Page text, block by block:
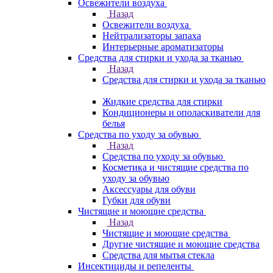
Освежители воздуха
Назад
Освежители воздуха
Нейтрализаторы запаха
Интерьерные ароматизаторы
Средства для стирки и ухода за тканью
Назад
Средства для стирки и ухода за тканью
Жидкие средства для стирки
Кондиционеры и ополаскиватели для
белья
Средства по уходу за обувью
Назад
Средства по уходу за обувью
Косметика и чистящие средства по
уходу за обувью
Аксессуары для обуви
Губки для обуви
Чистящие и моющие средства
Назад
Чистящие и моющие средства
Другие чистящие и моющие средства
Средства для мытья стекла
Инсектициды и репеленты